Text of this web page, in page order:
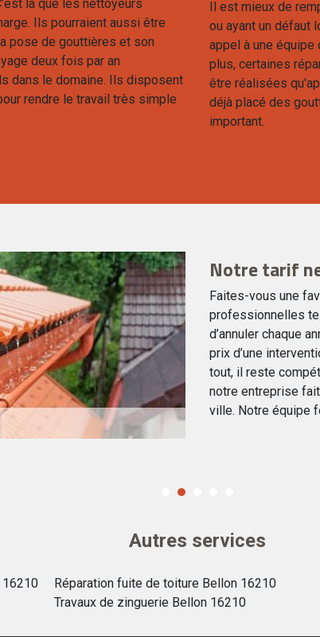
là que les nettoyeurs
Ils pourraient aussi être
pose de gouttières et son
deux fois par an
dans le domaine. Ils disposent
rendre le travail très simple
Il est mieux de
ou ayant un défaut
appel à une
plus, certaines
être réalisées
déjà placé des
important.
Notre tarif
Faites-vous une
professionnelles
d’annuler chaque
prix d’une
tout, il reste
notre entreprise
ville. Notre équipe
Autres services
Réparation fuite de toiture Bellon 16210
Travaux de zinguerie Bellon 16210